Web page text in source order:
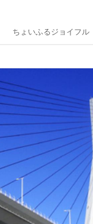
ちょいふるジョイフル